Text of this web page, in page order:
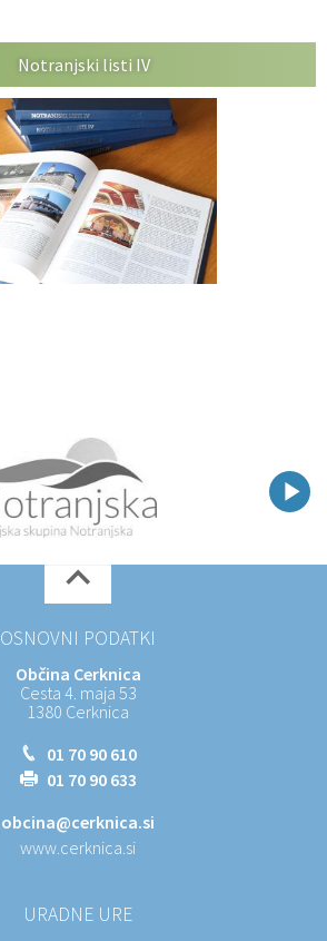
Notranjski listi IV
OSNOVNI PODATKI
Občina Cerknica
Cesta 4. maja 53
1380 Cerknica
01 70 90 610
01 70 90 633
obcina@cerknica.si
www.cerknica.si
URADNE URE